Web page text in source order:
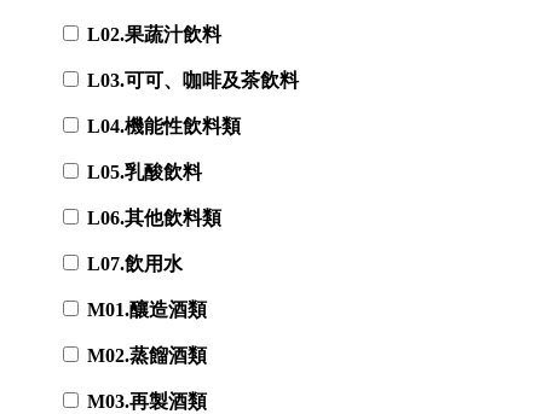
L02.果蔬汁飲料
L03.可可、咖啡及茶飲料
L04.機能性飲料類
L05.乳酸飲料
L06.其他飲料類
L07.飲用水
M01.釀造酒類
M02.蒸餾酒類
M03.再製酒類